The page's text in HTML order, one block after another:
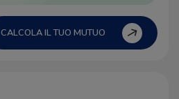
CALCOLA IL TUO MUTUO